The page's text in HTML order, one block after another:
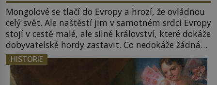
Mongolové se tlačí do Evropy a hrozí, že ovládnou
celý svět. Ale naštěstí jim v samotném srdci Evropy
stojí v cestě malé, ale silné království, které dokáže
dobyvatelské hordy zastavit. Co nedokáže žádná
z asijských říší, co nedokážou Němci – to dokáže
český král. Nebo že by ne? Mongolové od roku 1223
postupují podél Kaspického a Azovského moře, […]
HISTORIE